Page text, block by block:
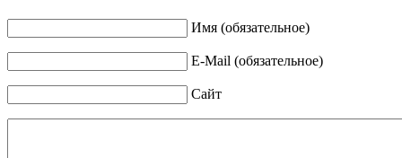
Имя (обязательное)
E-Mail (обязательное)
Сайт